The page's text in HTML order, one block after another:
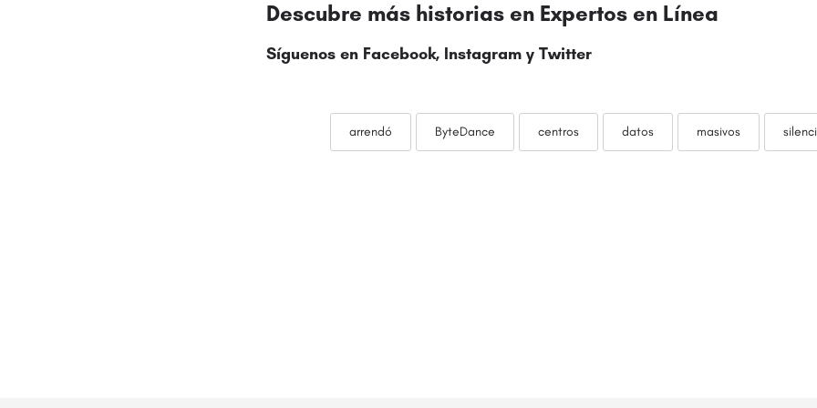
Descubre más historias en Expertos en Línea
Síguenos en Facebook, Instagram y Twitter
arrendó ByteDance centros datos masivos